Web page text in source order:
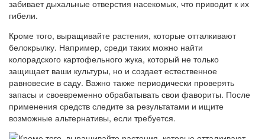
Кроме того, выращивайте растения, которые отталкивают
белокрылку. Например, среди таких можно найти
колорадского картофельного жука, который не только
защищает ваши культуры, но и создает естественное
равновесие в саду. Важно также периодически проверять
запасы и своевременно обрабатывать свои фавориты. После
применения средств следите за результатами и ищите
возможные альтернативы, если требуется.